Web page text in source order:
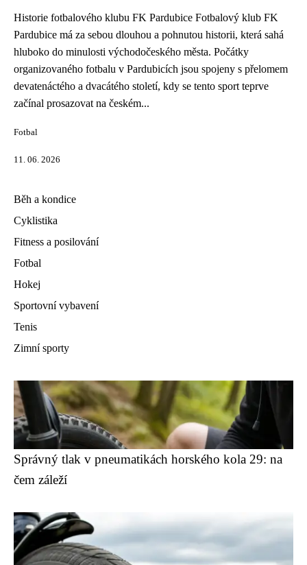
Historie fotbalového klubu FK Pardubice Fotbalový klub FK
Pardubice má za sebou dlouhou a pohnutou historii, která sahá
hluboko do minulosti východočeského města. Počátky
organizovaného fotbalu v Pardubicích jsou spojeny s přelomem
devatenáctého a dvacátého století, kdy se tento sport teprve
začínal prosazovat na českém...
Fotbal
11. 06. 2026
Běh a kondice
Cyklistika
Fitness a posilování
Fotbal
Hokej
Sportovní vybavení
Tenis
Zimní sporty
Správný tlak v pneumatikách horského kola 29: na
čem záleží